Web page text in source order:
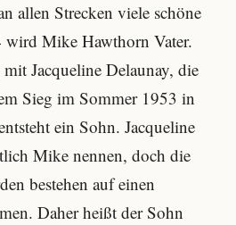
allen Strecken viele schöne
wird Mike Hawthorn Vater.
Jacqueline Delaunay, die
Sieg im Sommer 1953 in
ein Sohn. Jacqueline
Mike nennen, doch die
bestehen auf einen
Daher heißt der Sohn